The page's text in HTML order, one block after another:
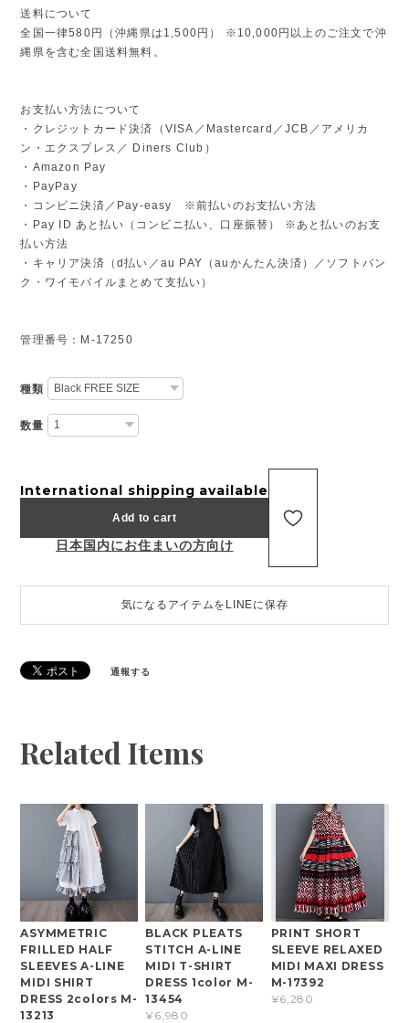
送料について
全国一律580円（沖縄県は1,500円） ※10,000円以上のご注文で沖
縄県を含む全国送料無料。
お支払い方法について
・クレジットカード決済（VISA／Mastercard／JCB／アメリカ
ン・エクスプレス／ Diners Club）
・Amazon Pay
・PayPay
・コンビニ決済／Pay-easy ※前払いのお支払い方法
・Pay ID あと払い（コンビニ払い、口座振替） ※あと払いのお支
払い方法
・キャリア決済（d払い／au PAY（auかんたん決済）／ソフトバン
ク・ワイモバイルまとめて支払い）
管理番号：M-17250
種類
数量
International shipping available
Add to cart
日本国内にお住まいの方向け
気になるアイテムをLINEに保存
通報する
Related Items
ASYMMETRIC
FRILLED HALF
SLEEVES A-LINE
MIDI SHIRT
DRESS 2colors M-
13213
BLACK PLEATS
STITCH A-LINE
MIDI T-SHIRT
DRESS 1color M-
13454
¥6,980
PRINT SHORT
SLEEVE RELAXED
MIDI MAXI DRESS
M-17392
¥6,280